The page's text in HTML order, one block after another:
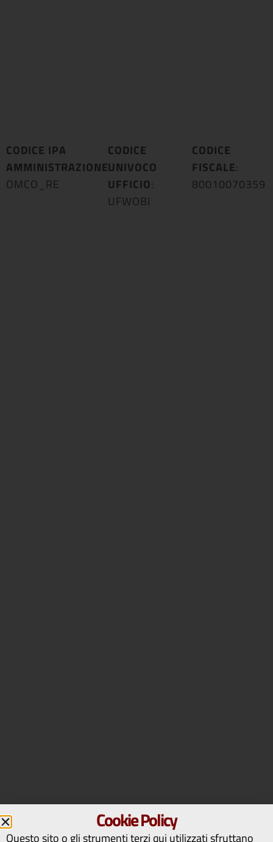
CODICE IPA
AMMINISTRAZIONE:
OMCO_RE
CODICE
UNIVOCO
UFFICIO:
UFWOBI
CODICE
FISCALE:
80010070359
Cookie Policy
Questo sito o gli strumenti terzi qui utilizzati sfruttano